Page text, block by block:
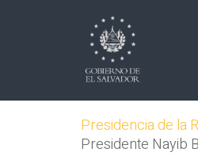
Presidencia de la
Presidente Nayib